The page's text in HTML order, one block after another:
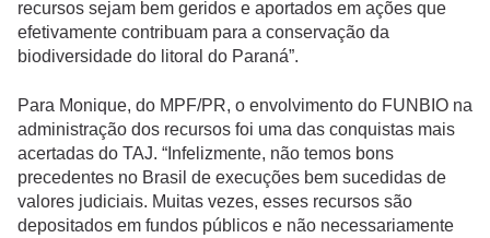
recursos sejam bem geridos e aportados em ações que
efetivamente contribuam para a conservação da
biodiversidade do litoral do Paraná”.
Para Monique, do MPF/PR, o envolvimento do FUNBIO na
administração dos recursos foi uma das conquistas mais
acertadas do TAJ. “Infelizmente, não temos bons
precedentes no Brasil de execuções bem sucedidas de
valores judiciais. Muitas vezes, esses recursos são
depositados em fundos públicos e não necessariamente